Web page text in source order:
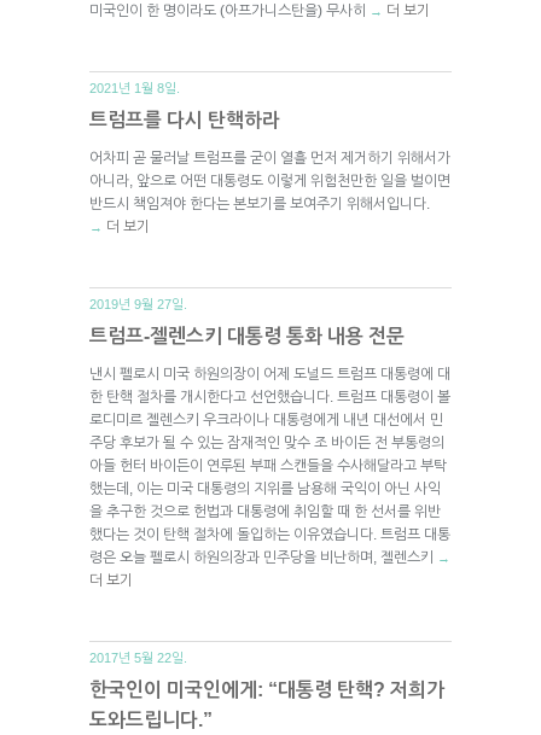
미국인이 한 명이라도 (아프가니스탄을) 무사히
→ 더 보기
2021년 1월 8일.
트럼프를 다시 탄핵하라
어차피 곧 물러날 트럼프를 굳이 열흘 먼저 제거하기 위해서가
아니라, 앞으로 어떤 대통령도 이렇게 위험천만한 일을 벌이면
반드시 책임져야 한다는 본보기를 보여주기 위해서입니다.
→ 더 보기
2019년 9월 27일.
트럼프-젤렌스키 대통령 통화 내용 전문
낸시 펠로시 미국 하원의장이 어제 도널드 트럼프 대통령에 대
한 탄핵 절차를 개시한다고 선언했습니다. 트럼프 대통령이 볼
로디미르 젤렌스키 우크라이나 대통령에게 내년 대선에서 민
주당 후보가 될 수 있는 잠재적인 맞수 조 바이든 전 부통령의
아들 헌터 바이든이 연루된 부패 스캔들을 수사해달라고 부탁
했는데, 이는 미국 대통령의 지위를 남용해 국익이 아닌 사익
을 추구한 것으로 헌법과 대통령에 취임할 때 한 선서를 위반
했다는 것이 탄핵 절차에 돌입하는 이유였습니다. 트럼프 대통
령은 오늘 펠로시 하원의장과 민주당을 비난하며, 젤렌스키
→
더 보기
2017년 5월 22일.
한국인이 미국인에게: “대통령 탄핵? 저희가
도와드립니다.”